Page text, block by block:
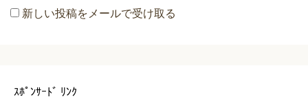
新しい投稿をメールで受け取る
ｽﾎﾟﾝｻｰﾄﾞ ﾘﾝｸ